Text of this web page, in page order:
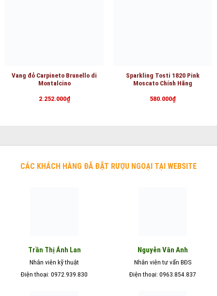
Vang đỏ Carpineto Brunello di
Montalcino
2.252.000₫
Sparkling Tosti 1820 Pink
Moscato Chính Hãng
580.000₫
CÁC KHÁCH HÀNG ĐÃ ĐẶT RƯỢU NGOẠI TẠI WEBSITE
Trần Thị Ánh Lan
Nhân viên kỹ thuật
Điện thoại: 0972.939.830
Nguyễn Vân Anh
Nhân viên tư vấn BĐS
Điện thoại: 0963.854.837